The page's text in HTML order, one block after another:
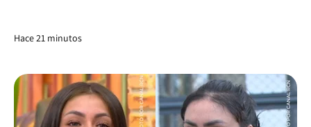
Hace 21 minutos